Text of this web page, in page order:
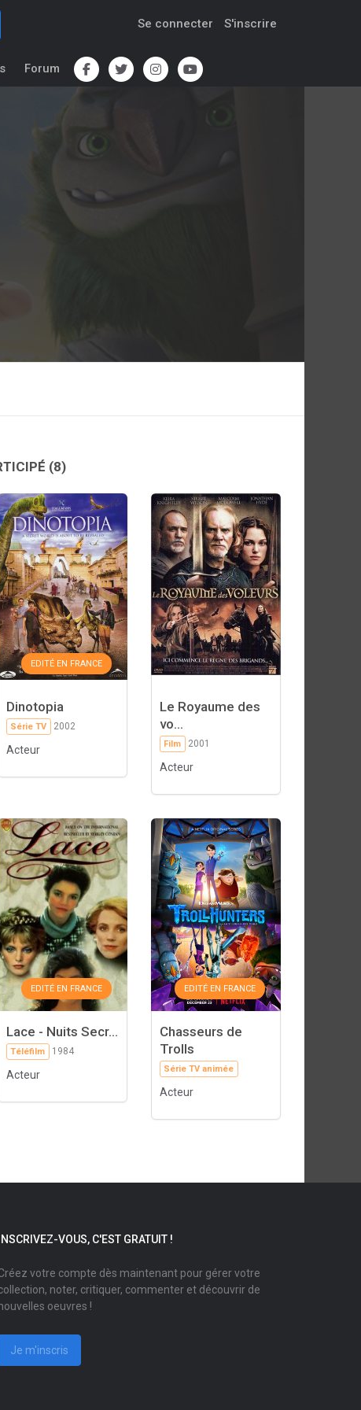
Se connecter S'inscrire
Forum
(8)
EDITÉ EN FRANCE
Dinotopia
Série TV 2002
Acteur
Le Royaume des
vo...
Film 2001
Acteur
EDITÉ EN FRANCE
Lace - Nuits Secr...
Téléfilm 1984
Acteur
EDITÉ EN FRANCE
Chasseurs de
Trolls
Série TV animée
Acteur
INSCRIVEZ-VOUS, C'EST GRATUIT !
votre compte dès maintenant pour gérer votre
noter, critiquer, commenter et découvrir de
oeuvres !
Je m'inscris